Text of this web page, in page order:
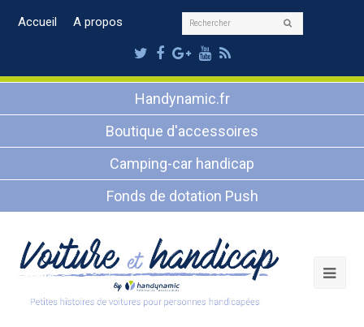
Accueil A propos Rechercher
Twitter
Facebook
Google
Plus
Youtube
RSS
Handynamic.fr
Boutique d'accessoires
Camping-car handicap
Fonds de dotation Push